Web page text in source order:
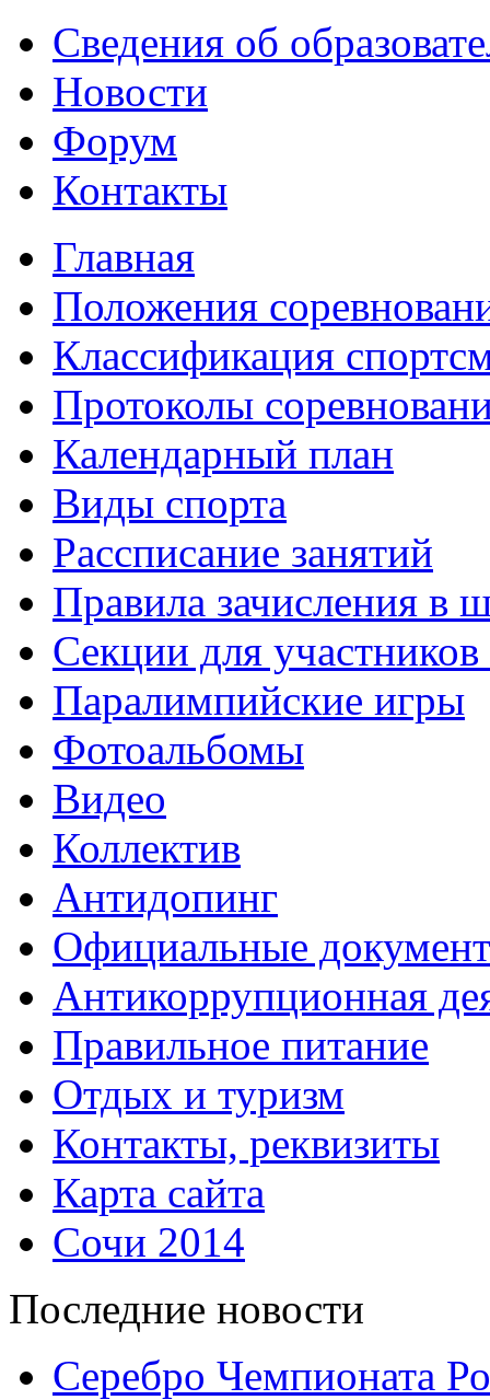
Сведения об
Новости
Форум
Контакты
Главная
Положения
Классификация
Протоколы
Календарный план
Виды спорта
Рассписание занятий
Правила зачисления в
Секции для
Паралимпийские игры
Фотоальбомы
Видео
Коллектив
Антидопинг
Официальные
Антикоррупционная
Правильное питание
Отдых и туризм
Контакты, реквизиты
Карта сайта
Сочи 2014
Последние новости
Серебро Чемпионата